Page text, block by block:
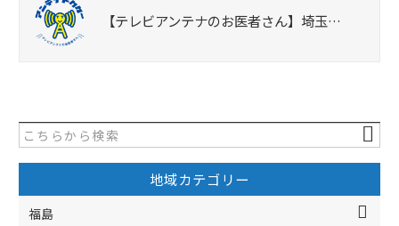
【テレビアンテナのお医者さん】埼玉…
地域カテゴリー
福島